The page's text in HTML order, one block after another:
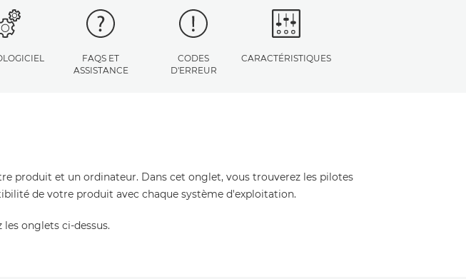
FAQS ET
ASSISTANCE
CODES
D'ERREUR
CARACTÉRISTIQUES
produit et un ordinateur. Dans cet onglet, vous trouverez les pilotes
de votre produit avec chaque système d'exploitation.
onglets ci-dessus.